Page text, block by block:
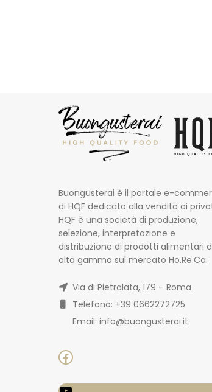
Buongusterai è il portale e-
di HQF dedicato alla vendita ai
HQF è una società di produzione,
selezione, interpretazione e
distribuzione di prodotti alimentari
alta gamma sul mercato Ho.Re.Ca.
Via di Pietralata, 179 – Roma
Telefono: +39 0662272725
Email: info@buongusterai.it